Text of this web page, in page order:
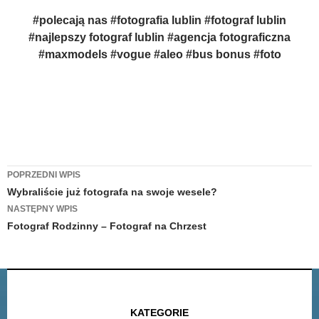
#polecają nas #fotografia lublin #fotograf lublin
#najlepszy fotograf lublin #agencja fotograficzna
#maxmodels #vogue #aleo #bus bonus #foto
Zobacz
wpisy
POPRZEDNI WPIS
Wybraliście już fotografa na swoje wesele?
NASTĘPNY WPIS
Fotograf Rodzinny – Fotograf na Chrzest
KATEGORIE